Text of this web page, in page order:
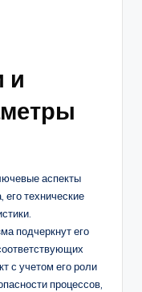
и
аспекты
его технические
подчеркнут его
с учетом его роли
процессов,